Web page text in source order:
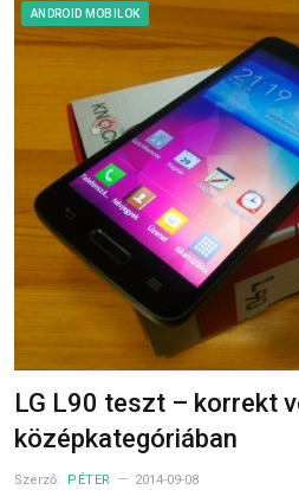
ANDROID MOBILOK
LG L90 teszt – korrekt
középkategóriában
Szerző: PÉTER 2014-09-08